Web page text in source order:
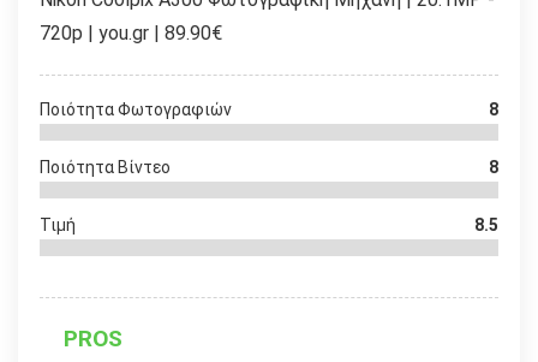
720p | you.gr | 89.90€
Ποιότητα Φωτογραφιών 8
Ποιότητα Βίντεο 8
Τιμή 8.5
PROS